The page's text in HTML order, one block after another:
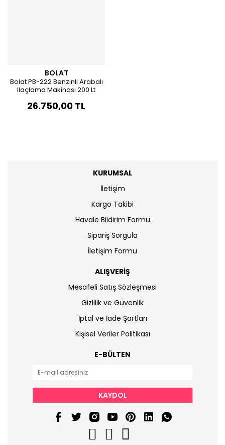
BOLAT
Bolat PB-222 Benzinli Arabalı
Ilaçlama Makinası 200 Lt
26.750,00 TL
KURUMSAL
İletişim
Kargo Takibi
Havale Bildirim Formu
Sipariş Sorgula
İletişim Formu
ALIŞVERİŞ
Mesafeli Satış Sözleşmesi
Gizlilik ve Güvenlik
İptal ve İade Şartları
Kişisel Veriler Politikası
E-BÜLTEN
KAYDOL